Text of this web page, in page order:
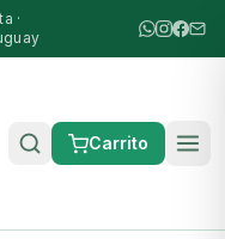
·
Carrito